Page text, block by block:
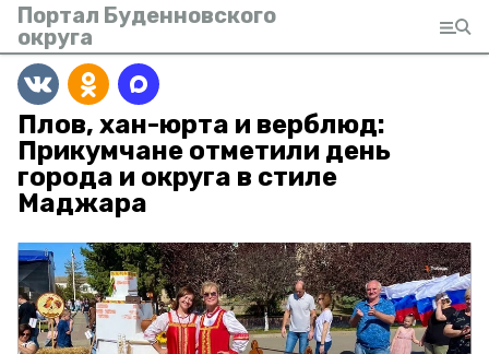
Портал Буденновского
округа
Плов, хан-юрта и верблюд:
Прикумчане отметили день
города и округа в стиле
Маджара